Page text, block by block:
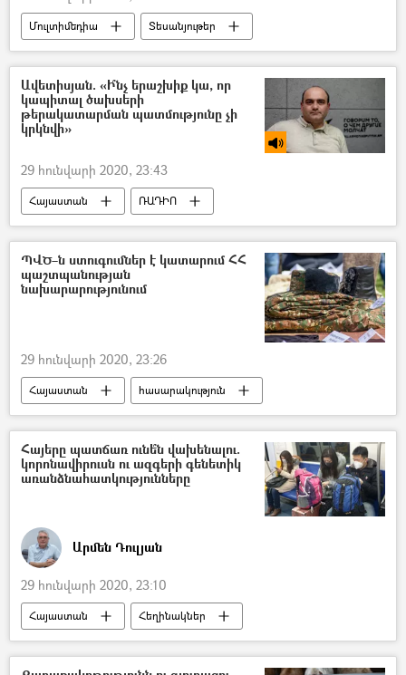
Մուլտիմեդիա
Տեսանյութեր
Սամվել Ճզմաչյան
վարկ
Ավետիսյան. «Ի՞նչ երաշխիք կա, որ
կապիտալ ծախսերի
թերակատարման պատմությունը չի
կրկնվի»
29 հունվարի 2020, 23:43
Հայաստան
ՌԱԴԻՈ
հասարակություն
Թադևոս Ավետիսյան
Նիկոլ Փաշինյան
ՊՎԾ–ն ստուգումներ է կատարում ՀՀ
պաշտպանության
նախարարությունում
29 հունվարի 2020, 23:26
Հայաստան
հասարակություն
Պետական վերահսկողական ծառայություն (ՊՎԾ)
ՀՀ պաշտպանության նախարարություն (ՊՆ)
ստուգումներ
վառելիք
հագուստ
Հայերը պատճառ ունե՞ն վախենալու.
կորոնավիրուսն ու ազգերի գենետիկ
առանձնահատկությունները
Արմեն Դուլյան
29 հունվարի 2020, 23:10
Հայաստան
Հեղինակներ
Արմեն Դուլյան
կորոնավիրուս
վիրուս
5 րոպե Դուլյանի հետ